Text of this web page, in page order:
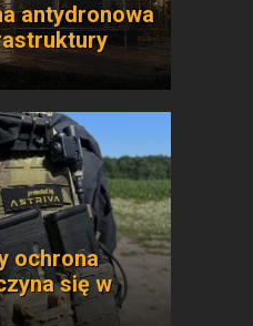
antydronowa
ochrona
się w